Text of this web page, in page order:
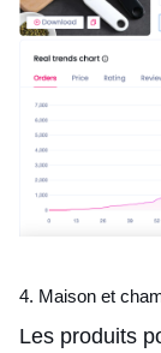
4. Maison et
Les produits